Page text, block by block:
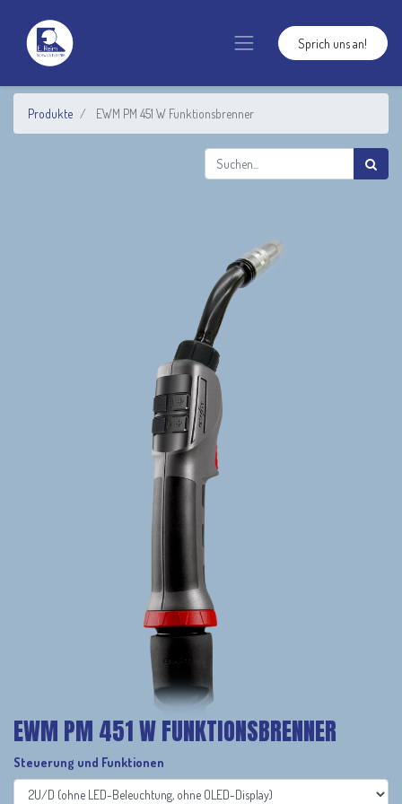
Sprich uns an!
Produkte EWM PM 451 W Funktionsbrenner
EWM PM 451 W FUNKTIONSBRENNER
Steuerung und Funktionen